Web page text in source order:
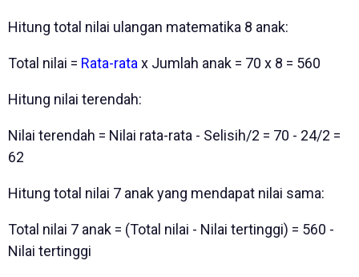
Hitung total nilai ulangan matematika 8 anak:
Total nilai = Rata-rata x Jumlah anak = 70 x 8 = 560
Hitung nilai terendah:
Nilai terendah = Nilai rata-rata - Selisih/2 = 70 - 24/2 =
62
Hitung total nilai 7 anak yang mendapat nilai sama:
Total nilai 7 anak = (Total nilai - Nilai tertinggi) = 560 -
Nilai tertinggi